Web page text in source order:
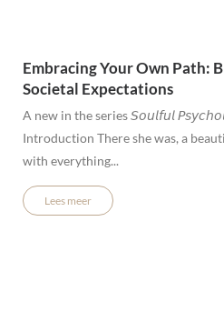
Embracing Your Own Path:
Societal Expectations
A new in the series 𝘚𝘰𝘶𝘭𝘧𝘶𝘭
Introduction There she was, a
with everything...
Lees meer